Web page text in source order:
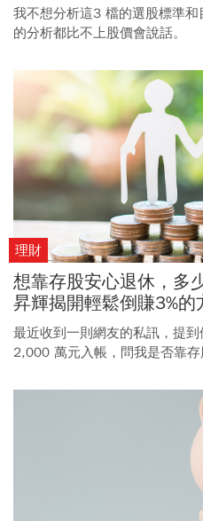
我不想分析這3 檔的選股標準
的分析都比不上股價會說話。
理財
想靠存股安心退休，多
昇輝揭開輕鬆倒賺3%的
最近收到一則網友的私訊，提
2,000 萬元入帳，問我是否靠